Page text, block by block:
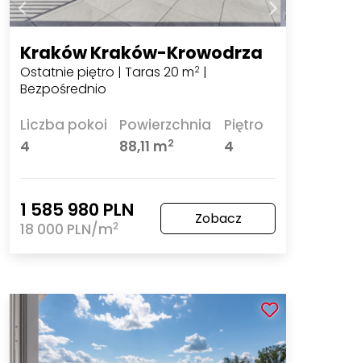
Kraków Kraków-Krowodrza
Ostatnie piętro | Taras 20 m2 |
Bezpośrednio
Liczba pokoi
4
Powierzchnia
88,11 m2
Piętro
4
1 585 980 PLN
18 000 PLN/m2 Zobacz